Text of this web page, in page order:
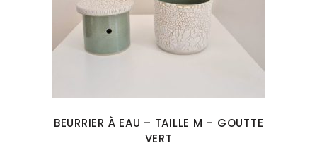
BEURRIER À EAU – TAILLE M – GOUTTE
VERT